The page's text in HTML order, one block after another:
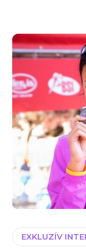
EXKLUZÍV